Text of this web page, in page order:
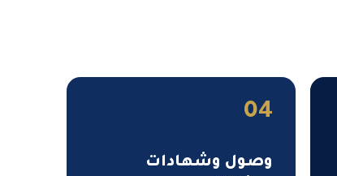
04
وصول وشهادات